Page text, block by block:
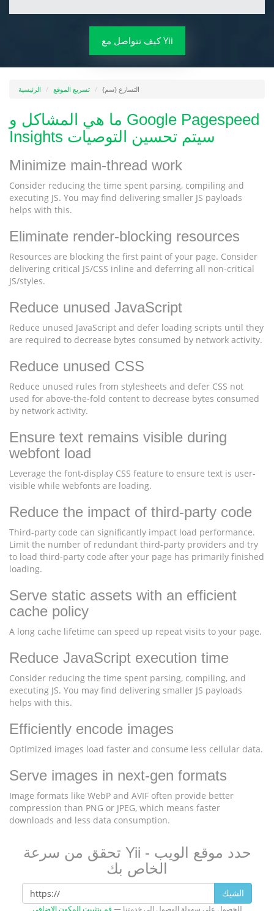
كيف تتواصل مع Yii
الرئيسية تسريع الموقع التسارع {سم}
ما هي المشاكل و Google Pagespeed
Insights سيتم تحسين التوصيات
Minimize main-thread work
Consider reducing the time spent parsing, compiling and
executing JS. You may find delivering smaller JS payloads
helps with this.
Eliminate render-blocking resources
Resources are blocking the first paint of your page. Consider
delivering critical JS/CSS inline and deferring all non-critical
JS/styles.
Reduce unused JavaScript
Reduce unused JavaScript and defer loading scripts until they
are required to decrease bytes consumed by network activity.
Reduce unused CSS
Reduce unused rules from stylesheets and defer CSS not
used for above-the-fold content to decrease bytes consumed
by network activity.
Ensure text remains visible during
webfont load
Leverage the font-display CSS feature to ensure text is user-
visible while webfonts are loading.
Reduce the impact of third-party code
Third-party code can significantly impact load performance.
Limit the number of redundant third-party providers and try
to load third-party code after your page has primarily finished
loading.
Serve static assets with an efficient
cache policy
A long cache lifetime can speed up repeat visits to your page.
Reduce JavaScript execution time
Consider reducing the time spent parsing, compiling, and
executing JS. You may find delivering smaller JS payloads
helps with this.
Efficiently encode images
Optimized images load faster and consume less cellular data.
Serve images in next-gen formats
Image formats like WebP and AVIF often provide better
compression than PNG or JPEG, which means faster
downloads and less data consumption.
تحقق من سرعة Yii - حدد موقع الويب
الخاص بك
الشيك
للحصول على سهولة الوصول إلى خدمتنا — قم بتثبيت المكون الإضافي